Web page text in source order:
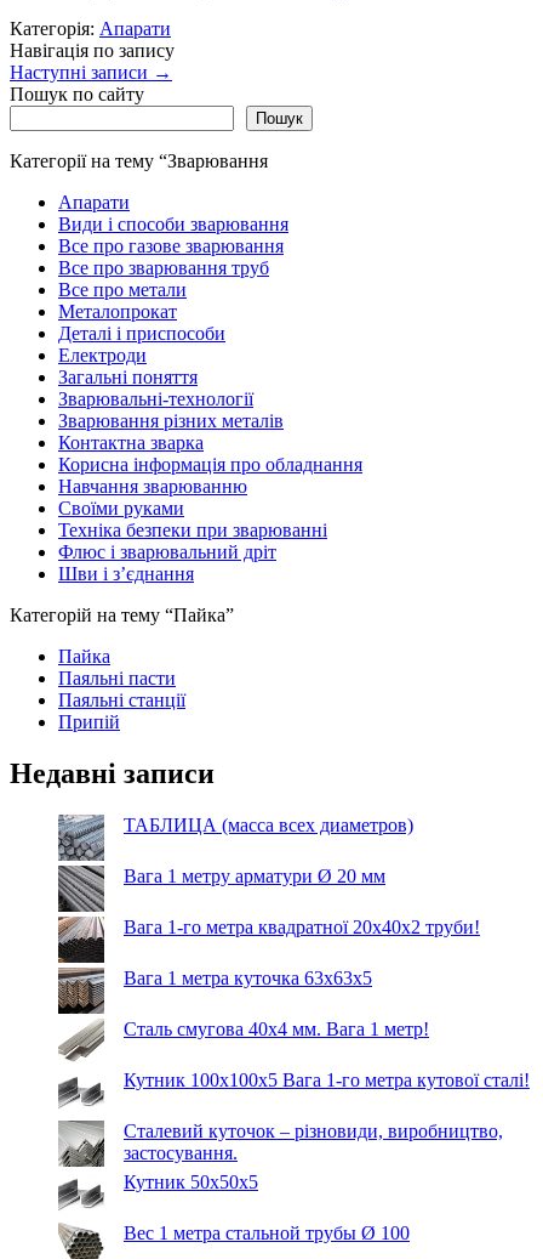
Категорія: Апарати
Навігація по запису
Наступні записи →
Пошук по сайту
Пошук
Категорії на тему “Зварювання
Апарати
Види і способи зварювання
Все про газове зварювання
Все про зварювання труб
Все про метали
Металопрокат
Деталі і приспособи
Електроди
Загальні поняття
Зварювальні-технології
Зварювання різних металів
Контактна зварка
Корисна інформація про обладнання
Навчання зварюванню
Своїми руками
Техніка безпеки при зварюванні
Флюс і зварювальний дріт
Шви і з’єднання
Категорій на тему “Пайка”
Пайка
Паяльні пасти
Паяльні станції
Припій
Недавні записи
ТАБЛИЦА (масса всех диаметров)
Вага 1 метру арматури Ø 20 мм
Вага 1-го метра квадратної 20х40х2 труби!
Вага 1 метра куточка 63х63х5
Сталь смугова 40х4 мм. Вага 1 метр!
Кутник 100х100х5 Вага 1-го метра кутової сталі!
Сталевий куточок – різновиди, виробництво,
застосування.
Кутник 50х50х5
Вес 1 метра стальной трубы Ø 100